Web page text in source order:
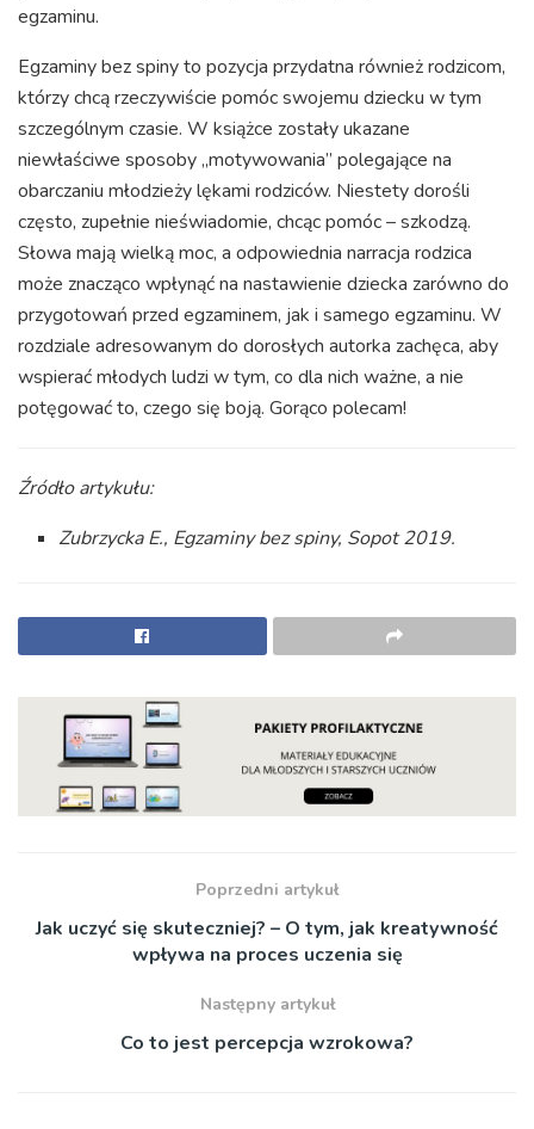
egzaminu.
Egzaminy bez spiny to pozycja przydatna również rodzicom,
którzy chcą rzeczywiście pomóc swojemu dziecku w tym
szczególnym czasie. W książce zostały ukazane
niewłaściwe sposoby „motywowania” polegające na
obarczaniu młodzieży lękami rodziców. Niestety dorośli
często, zupełnie nieświadomie, chcąc pomóc – szkodzą.
Słowa mają wielką moc, a odpowiednia narracja rodzica
może znacząco wpłynąć na nastawienie dziecka zarówno do
przygotowań przed egzaminem, jak i samego egzaminu. W
rozdziale adresowanym do dorosłych autorka zachęca, aby
wspierać młodych ludzi w tym, co dla nich ważne, a nie
potęgować to, czego się boją. Gorąco polecam!
Źródło artykułu:
Zubrzycka E., Egzaminy bez spiny, Sopot 2019.
Poprzedni artykuł
Jak uczyć się skuteczniej? – O tym, jak kreatywność
wpływa na proces uczenia się
Następny artykuł
Co to jest percepcja wzrokowa?